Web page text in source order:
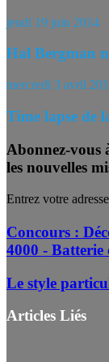
jeudi 19 juin 2014
Hal Bergman
mercredi 3 avril
Time lapse de
Abonnez-vous
les nouvelles
Entrez votre
Concours :
4000 - Batterie
Le style
Articles Liés